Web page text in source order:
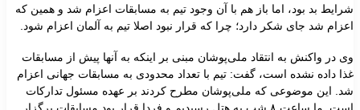
شرایط بد بود، اما باز هم با آن وجود تیم به مسابقات اعزام شد و همین که
اعزام شد جای شکر دارد؛ چرا که قرار نبود اصلا تیم به آلمان اعزام شود.
وی در واکنش به انتقاد ملی‌پوشان مبنی بر اینکه به آنها پیش از مسابقات
غذا داده نشده است، گفت: تیم با تعداد محدودی به مسابقات جهانی اعزام
شد. این موضوعی که ملی‌پوشان مطرح کردند بر عهده مسئول تدارکات